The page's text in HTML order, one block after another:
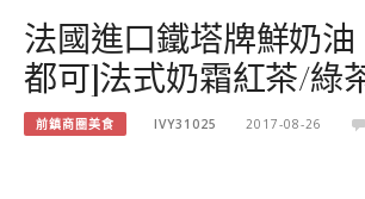
法國進口鐵塔牌鮮奶油
都可]法式奶霜紅茶/綠
前鎮商圈美食 IVY31025 2017-08-26